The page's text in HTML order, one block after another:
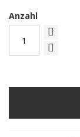
Anzahl